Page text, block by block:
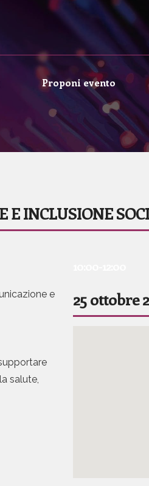
Proponi evento
E INCLUSIONE
e
salute,
25 ottobre